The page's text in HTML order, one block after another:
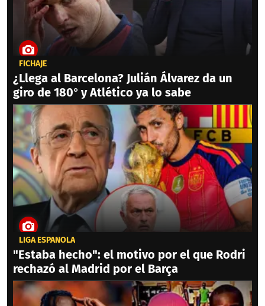
FICHAJE
¿Llega al Barcelona? Julián Álvarez da un
giro de 180° y Atlético ya lo sabe
LIGA ESPAÑOLA
"Estaba hecho": el motivo por el que Rodri
rechazó al Madrid por el Barça